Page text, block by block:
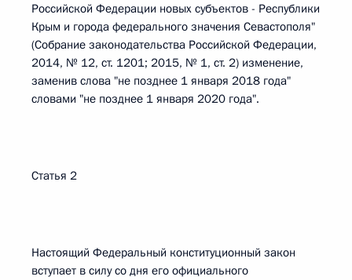
Российской Федерации новых субъектов - Республики
Крым и города федерального значения Севастополя"
(Собрание законодательства Российской Федерации,
2014, № 12, ст. 1201; 2015, № 1, ст. 2) изменение,
заменив слова "не позднее 1 января 2018 года"
словами "не позднее 1 января 2020 года".
Статья 2
Настоящий Федеральный конституционный закон
вступает в силу со дня его официального